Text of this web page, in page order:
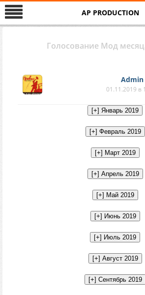
AP PRODUCTION
Голосование Мод
Аdmin
01.11.2019 в